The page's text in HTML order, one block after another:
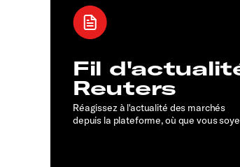
Fil
Reuters
Réagissez à l'actualité des marchés
depuis la plateforme, où que vous